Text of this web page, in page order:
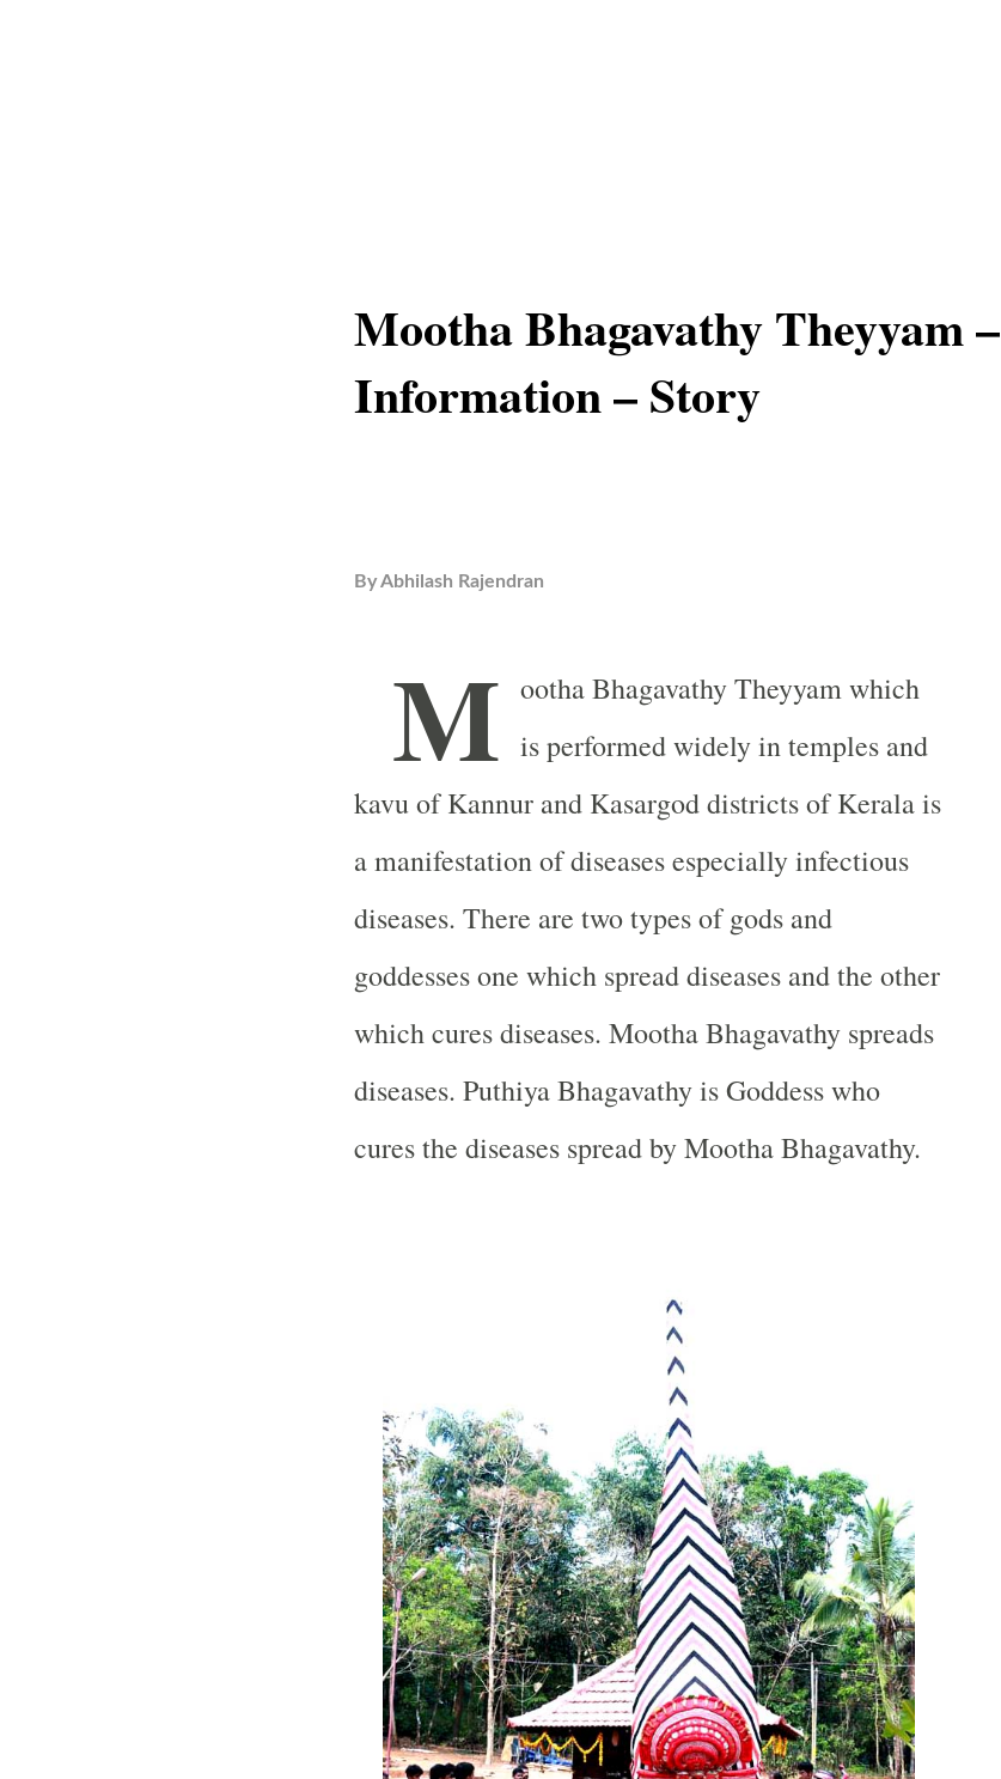
Mootha Bhagavathy Theyyam –
Information – Story
ByAbhilash Rajendran
M ootha Bhagavathy Theyyam which
is performed widely in temples and
kavu of Kannur and Kasargod districts of Kerala is
a manifestation of diseases especially infectious
diseases. There are two types of gods and
goddesses one which spread diseases and the other
which cures diseases. Mootha Bhagavathy spreads
diseases. Puthiya Bhagavathy is Goddess who
cures the diseases spread by Mootha Bhagavathy.